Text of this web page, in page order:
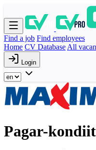
Find a job Find employees
Home CV Database All
Login
Pagar-